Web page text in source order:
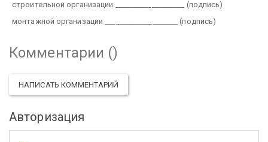
строительной организации ___________________
(подпись)
монтажной организации ____________________
(подпись)
Комментарии ()
НАПИСАТЬ КОММЕНТАРИЙ
Авторизация